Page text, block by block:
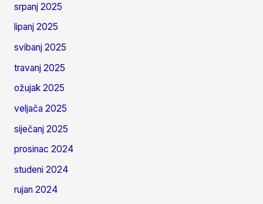
srpanj 2025
lipanj 2025
svibanj 2025
travanj 2025
ožujak 2025
veljača 2025
siječanj 2025
prosinac 2024
studeni 2024
rujan 2024